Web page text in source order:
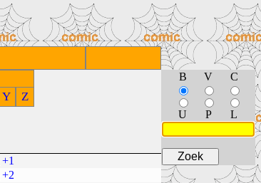
Y Z
+1
+2
B V C
U P L